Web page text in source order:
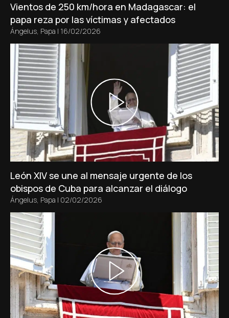
Vientos de 250 km/hora en Madagascar: el
papa reza por las víctimas y afectados
Ángelus, Papa | 16/02/2026
León XIV se une al mensaje urgente de los
obispos de Cuba para alcanzar el diálogo
Ángelus, Papa | 02/02/2026